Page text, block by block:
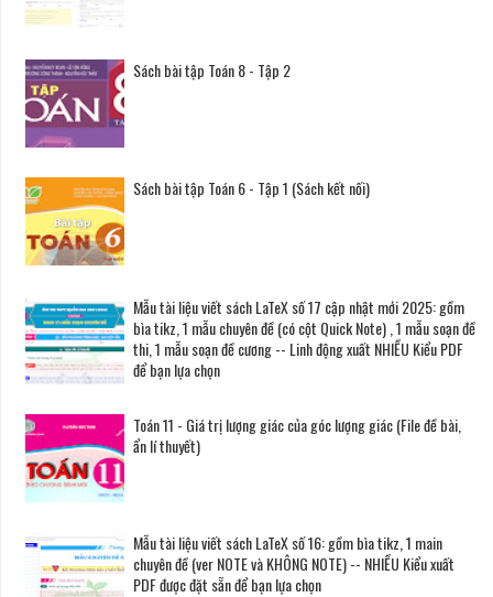
Sách bài tập Toán 8 - Tập 2
Sách bài tập Toán 6 - Tập 1 (Sách kết nối)
Mẫu tài liệu viết sách LaTeX số 17 cập nhật mới 2025: gồm
bìa tikz, 1 mẫu chuyên đề (có cột Quick Note) , 1 mẫu soạn đề
thi, 1 mẫu soạn đề cương -- Linh động xuất NHIỀU Kiểu PDF
để bạn lựa chọn
Toán 11 - Giá trị lượng giác của góc lượng giác (File đề bài,
ẩn lí thuyết)
Mẫu tài liệu viết sách LaTeX số 16: gồm bìa tikz, 1 main
chuyên đề (ver NOTE và KHÔNG NOTE) -- NHIỀU Kiểu xuất
PDF được đặt sẵn để bạn lựa chọn